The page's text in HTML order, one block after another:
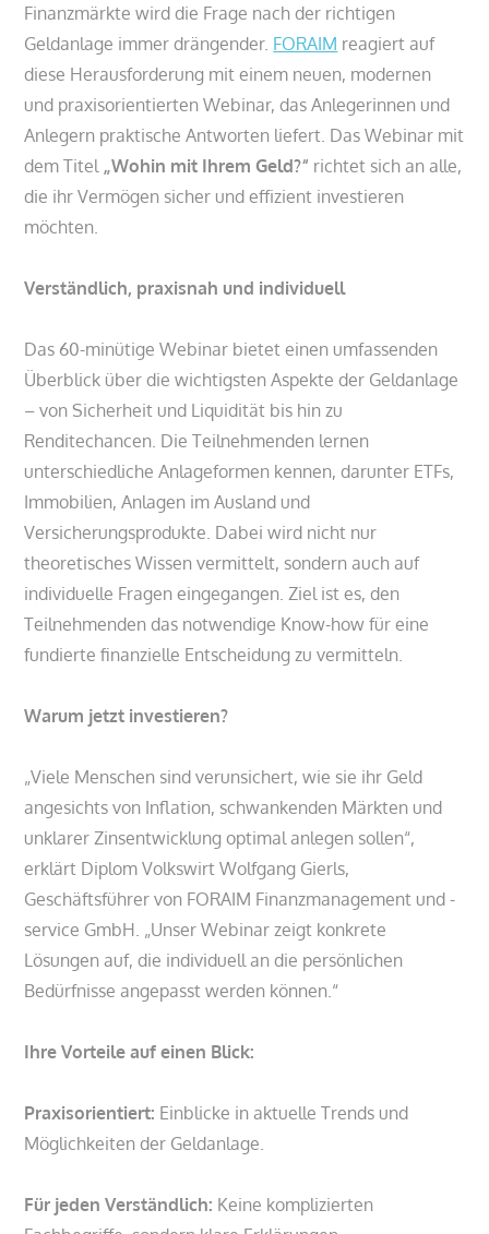
Finanzmärkte wird die Frage nach der richtigen
Geldanlage immer drängender. FORAIM reagiert auf
diese Herausforderung mit einem neuen, modernen
und praxisorientierten Webinar, das Anlegerinnen und
Anlegern praktische Antworten liefert. Das Webinar mit
dem Titel „Wohin mit Ihrem Geld?“ richtet sich an alle,
die ihr Vermögen sicher und effizient investieren
möchten.
Verständlich, praxisnah und individuell
Das 60-minütige Webinar bietet einen umfassenden
Überblick über die wichtigsten Aspekte der Geldanlage
– von Sicherheit und Liquidität bis hin zu
Renditechancen. Die Teilnehmenden lernen
unterschiedliche Anlageformen kennen, darunter ETFs,
Immobilien, Anlagen im Ausland und
Versicherungsprodukte. Dabei wird nicht nur
theoretisches Wissen vermittelt, sondern auch auf
individuelle Fragen eingegangen. Ziel ist es, den
Teilnehmenden das notwendige Know-how für eine
fundierte finanzielle Entscheidung zu vermitteln.
Warum jetzt investieren?
„Viele Menschen sind verunsichert, wie sie ihr Geld
angesichts von Inflation, schwankenden Märkten und
unklarer Zinsentwicklung optimal anlegen sollen“,
erklärt Diplom Volkswirt Wolfgang Gierls,
Geschäftsführer von FORAIM Finanzmanagement und -
service GmbH. „Unser Webinar zeigt konkrete
Lösungen auf, die individuell an die persönlichen
Bedürfnisse angepasst werden können.“
Ihre Vorteile auf einen Blick:
Praxisorientiert: Einblicke in aktuelle Trends und
Möglichkeiten der Geldanlage.
Für jeden Verständlich: Keine komplizierten